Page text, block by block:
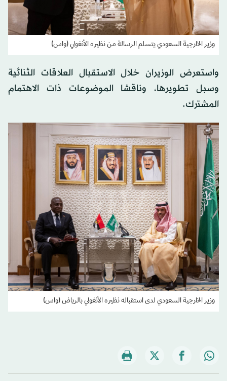
وزير الخارجية السعودي يتسلم الرسالة من نظيره الأنغولي (واس)
واستعرض الوزيران خلال الاستقبال العلاقات الثنائية
وسبل تطويرها، وناقشا الموضوعات ذات الاهتمام
المشترك.
وزير الخارجية السعودي لدى استقباله نظيره الأنغولي بالرياض (واس)